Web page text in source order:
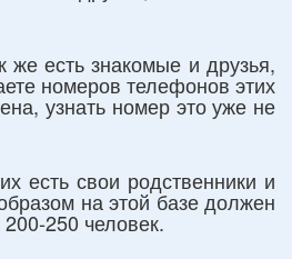
же есть знакомые и друзья,
номеров телефонов этих
узнать номер это уже не
есть свои родственники и
на этой базе должен
250 человек.